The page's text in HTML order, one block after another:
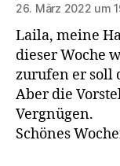
26. März 2022 um
Laila, meine
dieser Woche
zurufen er soll
Aber die
Vergnügen.
Schönes